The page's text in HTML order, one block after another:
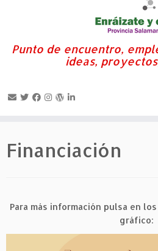
contenido
Punto de encuentro,
ideas,
Financiación
Para más información pulsa en
gráfico: